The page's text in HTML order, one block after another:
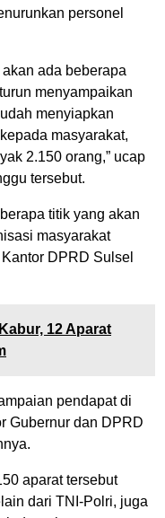
personel
ada beberapa
menyampaikan
menyiapkan
masyarakat,
2.150 orang,” ucap
tersebut.
titik yang akan
masyarakat
DPRD Sulsel
12 Aparat
pendapat di
Gubernur dan DPRD
aparat tersebut
dari TNI-Polri, juga